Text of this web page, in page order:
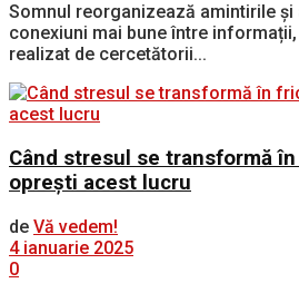
Somnul reorganizează amintirile
conexiuni mai bune între
realizat de cercetătorii...
Când stresul se transformă
oprești acest lucru
de Vă vedem!
4 ianuarie 2025
0